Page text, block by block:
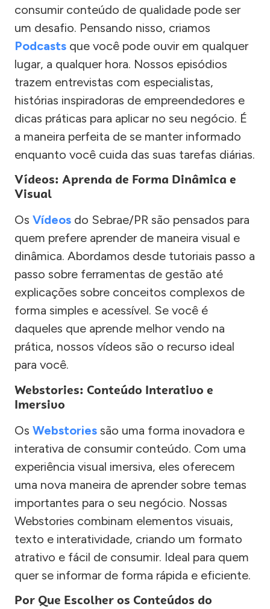
consumir conteúdo de qualidade pode ser
um desafio. Pensando nisso, criamos
Podcasts que você pode ouvir em qualquer
lugar, a qualquer hora. Nossos episódios
trazem entrevistas com especialistas,
histórias inspiradoras de empreendedores e
dicas práticas para aplicar no seu negócio. É
a maneira perfeita de se manter informado
enquanto você cuida das suas tarefas diárias.
Vídeos: Aprenda de Forma Dinâmica e
Visual
Os Vídeos do Sebrae/PR são pensados para
quem prefere aprender de maneira visual e
dinâmica. Abordamos desde tutoriais passo a
passo sobre ferramentas de gestão até
explicações sobre conceitos complexos de
forma simples e acessível. Se você é
daqueles que aprende melhor vendo na
prática, nossos vídeos são o recurso ideal
para você.
Webstories: Conteúdo Interativo e
Imersivo
Os Webstories são uma forma inovadora e
interativa de consumir conteúdo. Com uma
experiência visual imersiva, eles oferecem
uma nova maneira de aprender sobre temas
importantes para o seu negócio. Nossas
Webstories combinam elementos visuais,
texto e interatividade, criando um formato
atrativo e fácil de consumir. Ideal para quem
quer se informar de forma rápida e eficiente.
Por Que Escolher os Conteúdos do